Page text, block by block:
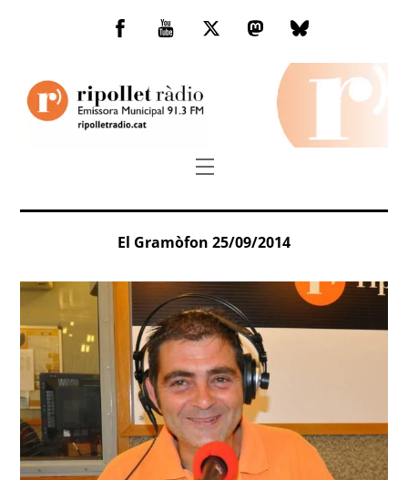
Facebook
You
TwitterMastodonBluesky
Menu
El Gramòfon 25/09/2014